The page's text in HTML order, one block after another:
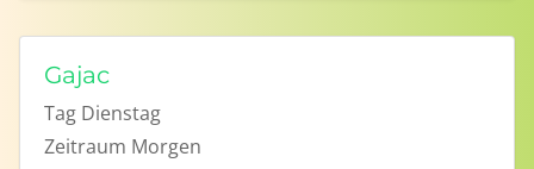
Gajac
Tag Dienstag
Zeitraum Morgen